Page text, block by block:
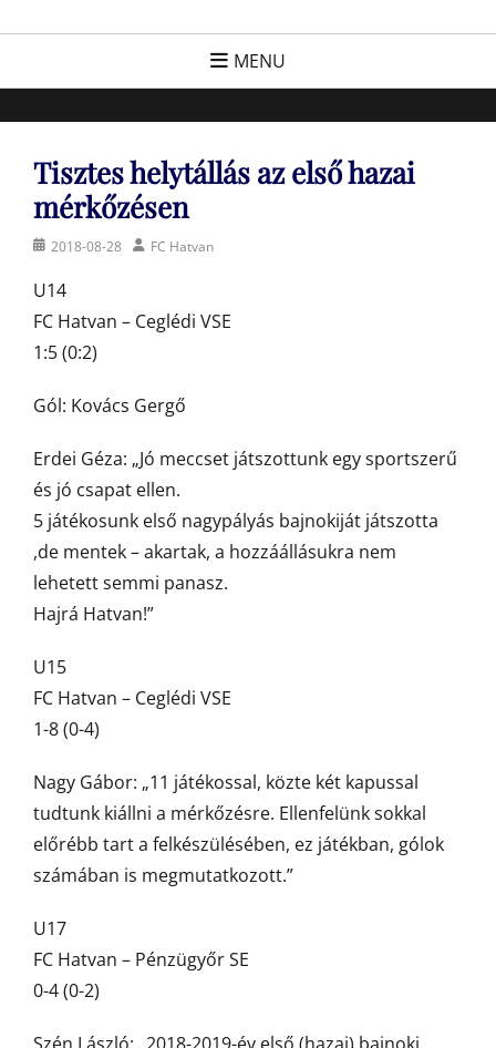
FC Hatvan
Egyesület a hatvani labdarúgásért, sportért!
MENU
Tisztes helytállás az első hazai
mérkőzésen
Posted2018-08-28 AuthorFC Hatvan
U14
FC Hatvan – Ceglédi VSE
1:5 (0:2)
Gól: Kovács Gergő
Erdei Géza: „Jó meccset játszottunk egy sportszerű
és jó csapat ellen.
5 játékosunk első nagypályás bajnokiját játszotta
,de mentek – akartak, a hozzáállásukra nem
lehetett semmi panasz.
Hajrá Hatvan!”
U15
FC Hatvan – Ceglédi VSE
1-8 (0-4)
Nagy Gábor: „11 játékossal, közte két kapussal
tudtunk kiállni a mérkőzésre. Ellenfelünk sokkal
előrébb tart a felkészülésében, ez játékban, gólok
számában is megmutatkozott.”
U17
FC Hatvan – Pénzügyőr SE
0-4 (0-2)